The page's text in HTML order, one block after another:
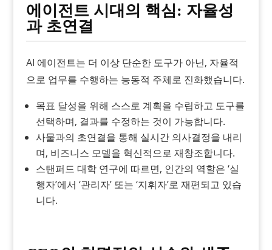
에이전트 시대의 핵심: 자율성
과 초연결
AI 에이전트는 더 이상 단순한 도구가 아닌, 자율적
으로 업무를 수행하는 능동적 주체로 진화했습니다.
목표 달성을 위해 스스로 계획을 수립하고 도구를
선택하며, 결과를 수정하는 것이 가능합니다.
사물과의 초연결을 통해 실시간 의사결정을 내리
며, 비즈니스 모델을 혁신적으로 재창조합니다.
스탠퍼드 대학 연구에 따르면, 인간의 역할은 ‘실
행자’에서 ‘관리자’ 또는 ‘지휘자’로 재편되고 있습
니다.